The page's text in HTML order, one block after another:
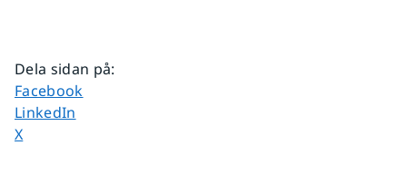
Dela sidan på:
Dela sidan på
Facebook
Dela sidan på
LinkedIn
Dela sidan på
X